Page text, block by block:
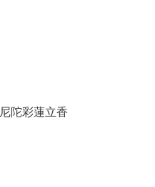
尼陀彩蓮立香